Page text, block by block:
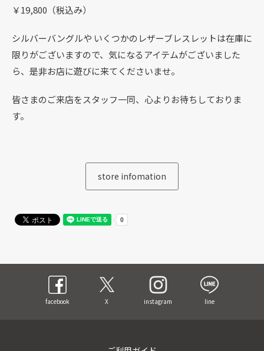
￥19,800（税込み）
シルバーバングルや いくつかのレザーブレスレットは在庫に
限りがございますので、気になるアイテムがございました
ら、是非お店に遊びに来てくださいませ。
皆さまのご来店をスタッフ一同、心よりお待ちしておりま
す。
store infomation
facebook X instagram line